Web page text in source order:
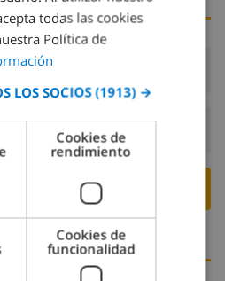
16:00 antes de 19:00
Antes de: 10:00
ESTE CHALÉ ›
DUTCH
FRENCH
GERMAN
CATALAN
ITALIAN
DANISH
todas las cookies
Política de
LOS SOCIOS (1913) →
Cookies de
rendimiento
Cookies de
funcionalidad